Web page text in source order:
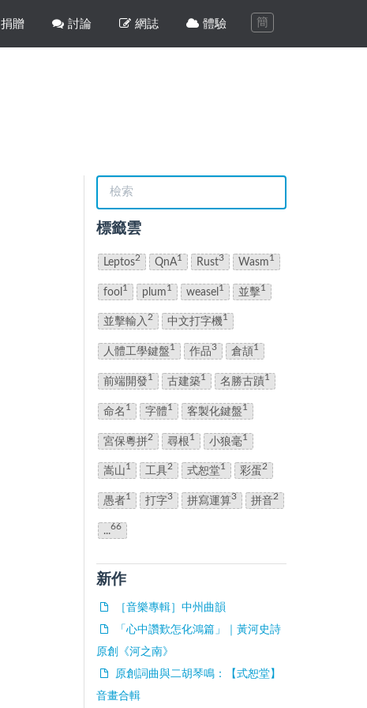
簡
捐贈 討論 網誌 體驗
標籤雲
Leptos2 QnA1 Rust3 Wasm1
fool 1 plum1 weasel 1 並擊1
並擊輸入2 中文打字機1
人體工學鍵盤1 作品3 倉頡1
前端開發1 古建築1 名勝古蹟1
命名 1 字體1 客製化鍵盤1
宮保粵拼2 尋根1 小狼毫1
嵩山1 工具2 式恕堂1 彩蛋2
愚者1 打字3 拼寫運算3 拼音2
...66
新作
［音樂專輯］中州曲韻
「心中讚歎怎化鴻篇」｜黃河史詩
原創《河之南》
原創詞曲與二胡琴鳴：【式恕堂】
音畫合輯